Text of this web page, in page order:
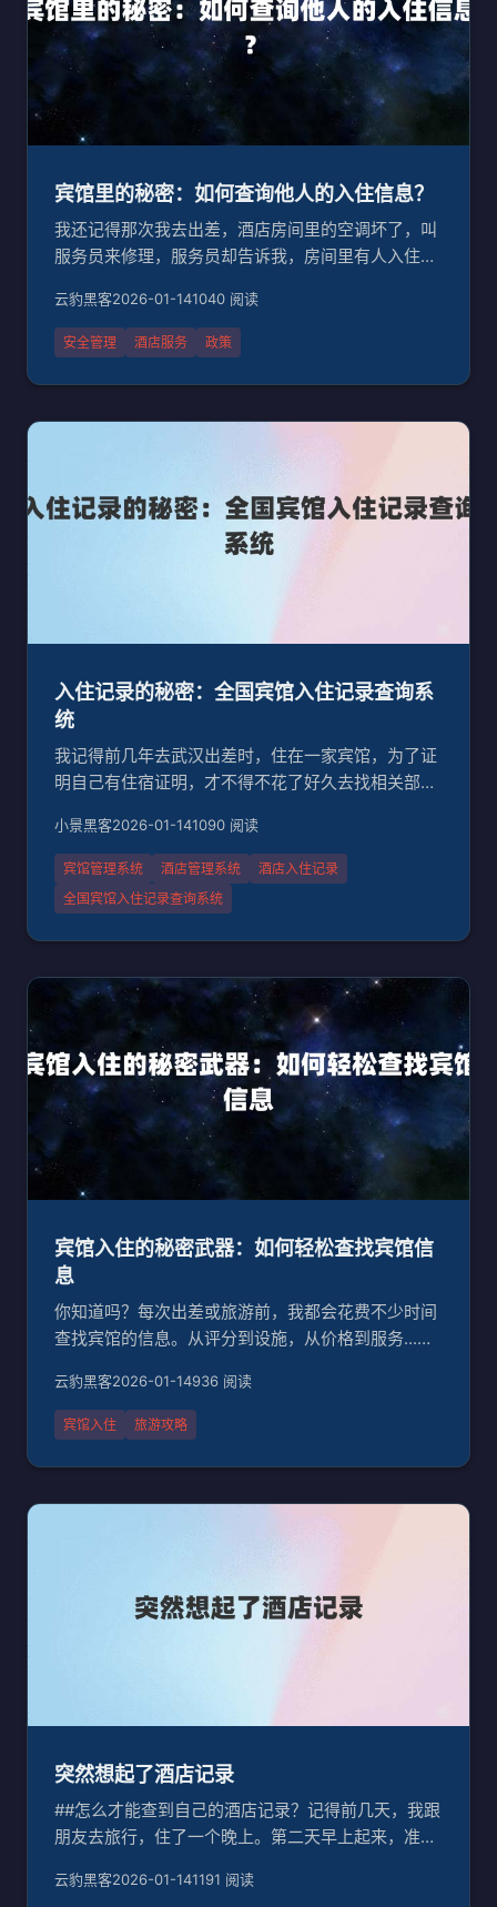
宾馆里的秘密：如何查询他人的入住信息？
我还记得那次我去出差，酒店房间里的空调坏了，叫
服务员来修理，服务员却告诉我，房间里有人入住
吗？后来服务员告诉我，酒店里的房间信息是可以查
询的，只是有一个小问题：要知道入住信息，需要提
供准确的房间号码和入住者姓名。这个问题让我想到
了，宾馆里的秘密，到底有多
云豹黑客2026-01-141040 阅读
安全管理 酒店服务 政策
入住记录的秘密：全国宾馆入住记录查询系
统
我记得前几年去武汉出差时，住在一家宾馆，为了证
明自己有住宿证明，才不得不花了好久去找相关部门
的存在是为了解决这种问题的。那么，这个系统到底
是如何工作的呢？##为什么需要入住记录查询系统？
说实话，我以前从来没想过这个问题。直到有一次，
我朋友去北京出差，忘了
小景黑客2026-01-141090 阅读
宾馆管理系统 酒店管理系统
酒店入住记录
全国宾馆入住记录查询系统
宾馆入住的秘密武器：如何轻松查找宾馆信
息
你知道吗？每次出差或旅游前，我都会花费不少时间
查找宾馆的信息。从评分到设施，从价格到服务...我
找信息的难度也在升高。今天，我就来和大家分享一
下我入住宾馆查找信息的秘密武器。##选好宾馆信息
平台首先，我要选好宾馆信息平台。现在，各大酒店
预订网站都有自己的
云豹黑客2026-01-14936 阅读
宾馆入住 旅游攻略
突然想起了酒店记录
##怎么才能查到自己的酒店记录？记得前几天，我跟
朋友去旅行，住了一个晚上。第二天早上起来，准备
我的入住记录？如果有，怎么才能查到呢？我想这个
云豹黑客2026-01-141191 阅读